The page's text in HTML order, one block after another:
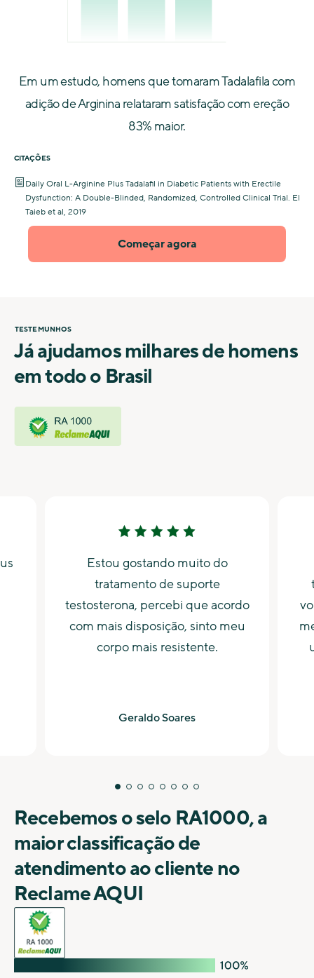
Em um estudo, homens que tomaram Tadalafila com
adição de Arginina relataram satisfação com ereção
83% maior.
CITAÇÕES
Daily Oral L-Arginine Plus Tadalafil in Diabetic Patients with Erectile
Dysfunction: A Double-Blinded, Randomized, Controlled Clinical Trial. El
Taieb et al, 2019
Começar agora
TESTEMUNHOS
Já ajudamos milhares de homens
em todo o Brasil
Estou gostando muito do
tratamento de suporte
testosterona, percebi que acordo
com mais disposição, sinto meu
corpo mais resistente.
Geraldo Soares
Recebemos o selo RA1000, a
maior classificação de
atendimento ao cliente no
Reclame AQUI